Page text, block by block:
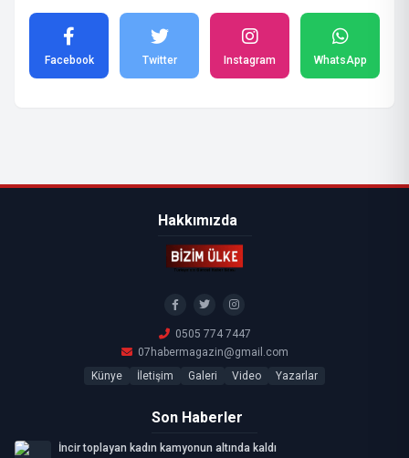
Facebook Twitter Instagram WhatsApp
Hakkımızda
0505 774 7447
07habermagazin@gmail.com
Künye
İletişim Galeri Video Yazarlar
Son Haberler
İncir toplayan kadın kamyonun altında kaldı